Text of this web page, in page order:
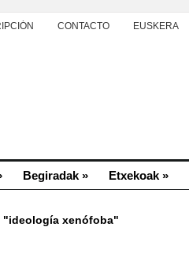
CONTACTO EUSKERA
Begiradak » Etxekoak »
"ideología xenófoba"